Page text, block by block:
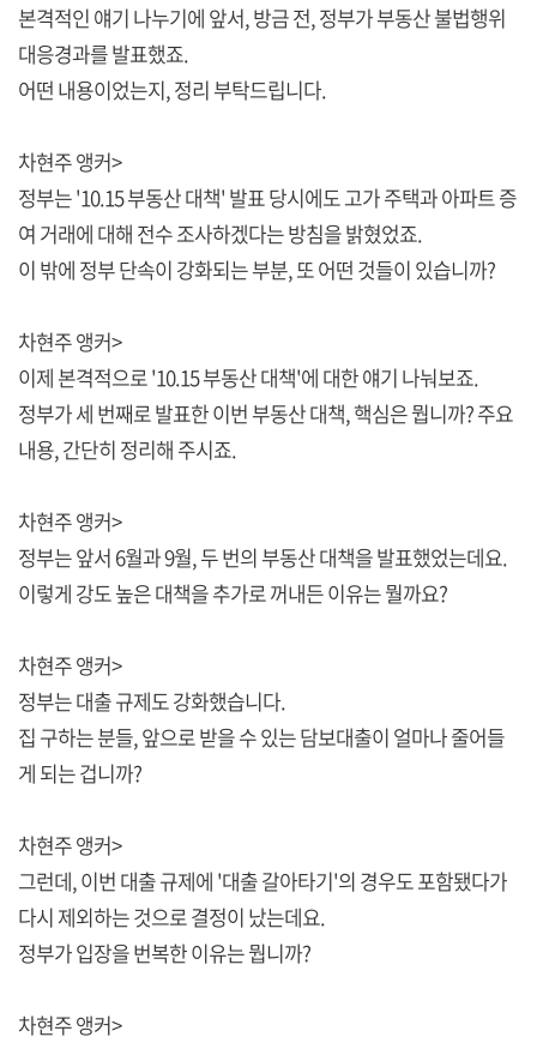
본격적인 얘기 나누기에 앞서, 방금 전, 정부가 부동산 불법행위
대응경과를 발표했죠.
어떤 내용이었는지, 정리 부탁드립니다.
차현주 앵커>
정부는 '10.15 부동산 대책' 발표 당시에도 고가 주택과 아파트 증
여 거래에 대해 전수 조사하겠다는 방침을 밝혔었죠.
이 밖에 정부 단속이 강화되는 부분, 또 어떤 것들이 있습니까?
차현주 앵커>
이제 본격적으로 '10.15 부동산 대책'에 대한 얘기 나눠보죠.
정부가 세 번째로 발표한 이번 부동산 대책, 핵심은 뭡니까? 주요
내용, 간단히 정리해 주시죠.
차현주 앵커>
정부는 앞서 6월과 9월, 두 번의 부동산 대책을 발표했었는데요.
이렇게 강도 높은 대책을 추가로 꺼내든 이유는 뭘까요?
차현주 앵커>
정부는 대출 규제도 강화했습니다.
집 구하는 분들, 앞으로 받을 수 있는 담보대출이 얼마나 줄어들
게 되는 겁니까?
차현주 앵커>
그런데, 이번 대출 규제에 '대출 갈아타기'의 경우도 포함됐다가
다시 제외하는 것으로 결정이 났는데요.
정부가 입장을 번복한 이유는 뭡니까?
차현주 앵커>